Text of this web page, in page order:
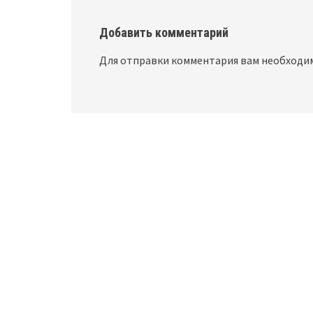
Добавить комментарий
Для отправки комментария вам